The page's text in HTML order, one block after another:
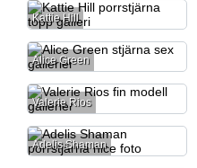
Kattie Hill
Alice Green
Valerie Rios
Adelis Shaman